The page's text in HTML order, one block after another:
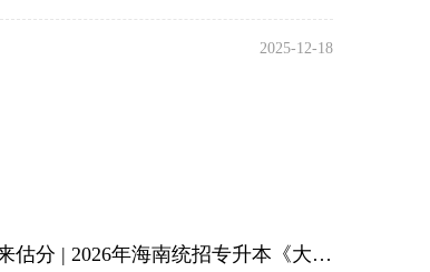
2025-12-18
答案已出，速来估分 | 2026年海南统招专升本《大学语文》真题还原！